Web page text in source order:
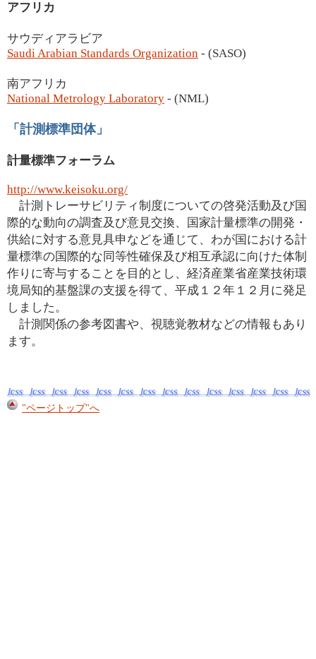
アフリカ
サウディアラビア
Saudi Arabian Standards Organization - (SASO)
南アフリカ
National Metrology Laboratory - (NML)
「計測標準団体」
計量標準フォーラム
http://www.keisoku.org/
計測トレーサビリティ制度についての啓発活動及び国
際的な動向の調査及び意見交換、国家計量標準の開発・
供給に対する意見具申などを通じて、わが国における計
量標準の国際的な同等性確保及び相互承認に向けた体制
作りに寄与することを目的とし、経済産業省産業技術環
境局知的基盤課の支援を得て、平成１２年１２月に発足
しました。
計測関係の参考図書や、視聴覚教材などの情報もあり
ます。
"ページトップ"へ